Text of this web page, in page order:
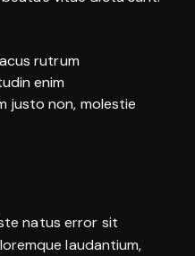
rutrum
enim
justo non, molestie
natus error sit
laudantium,